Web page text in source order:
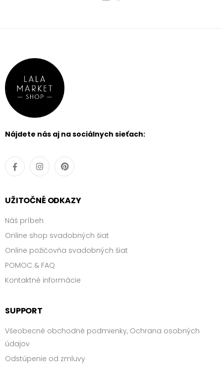
Nájdete nás aj na sociálnych sieťach:
UŽITOČNÉ ODKAZY
Náš príbeh
Online shop svadobných šiat
Online požičovňa svadobných šiat
POMOC & FAQ
Kontaktné informácie
SUPPORT
Všeobecné obchodné podmienky, Ochrana osobných
údajov
Odstúpenie od zmluvy